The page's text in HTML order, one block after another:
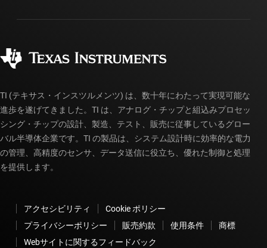
myTI アカウントの FAQ
ご注文に関する FAQ
TI (テキサス・インスツルメンツ) は、数十年にわたって実現可能な
進歩を遂げてきました。TI は、アナログ・チップと組込みプロセッ
シング・チップの設計、製造、テスト、販売に従事しているグロー
バル半導体企業です。TI の製品は、システム設計時に効率的な電力
の管理、高精度のセンサ、データ送信に役立ち、優れた制御と処理
を提供します。
アクセシビリティ
Cookie ポリシー
プライバシーポリシー
販売約款 使用条件
商標
Webサイトに関するフィードバック